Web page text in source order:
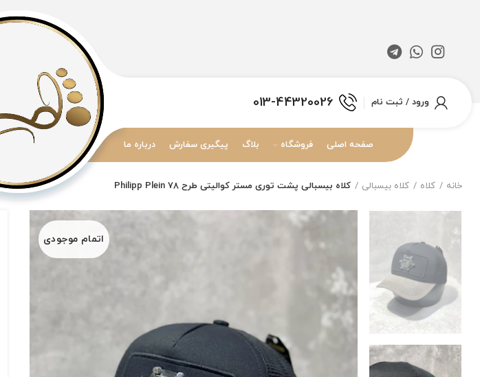
ورود / ثبت نام 013-44320026
صفحه اصلی فروشگاه بلاگ پیگیری سفارش درباره ما
خانه کلاه کلاه بیسبالی کلاه بیسبالی پشت توری مستر کوالیتی طرح Philipp Plein 78
اتمام موجودی